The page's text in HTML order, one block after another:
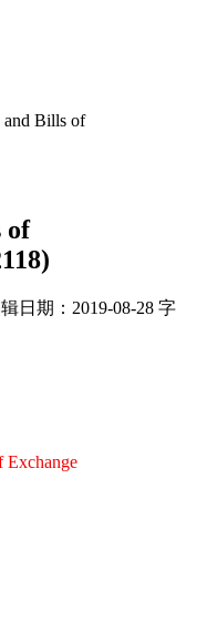
and Bills of
of
日期： 2019-08-28 字
Exchange